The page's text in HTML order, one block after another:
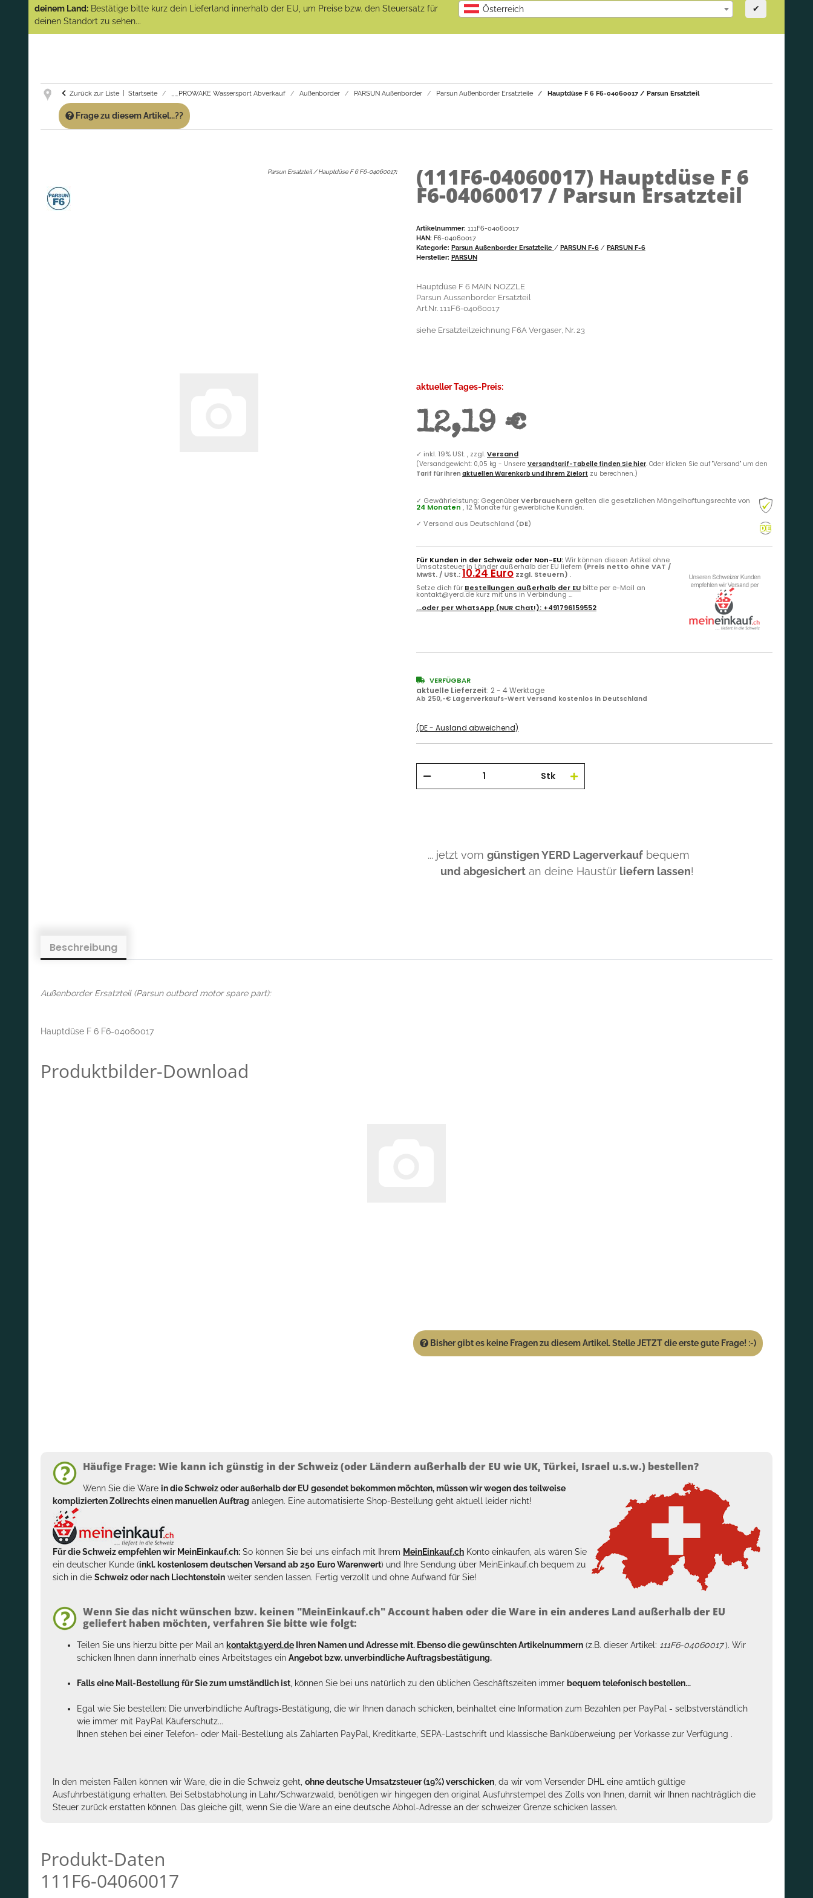
(Abverkauf)!
GARANTIE UND SERVICE:
Artikeln einfach an!
deinem Land: Bestätige bitte kurz dein Lieferland innerhalb der EU, um Preise bzw. den Steuersatz für
deinen Standort zu sehen...
Österreich ✔
Zurück zur Liste Startseite __PROWAKE Wassersport Abverkauf Außenborder PARSUN Außenborder Parsun Außenborder Ersatzteile Hauptdüse F 6 F6-04060017 / Parsun Ersatzteil
Frage zu diesem Artikel...??
Parsun Ersatzteil / Hauptdüse F 6 F6-04060017: (111F6-04060017) Hauptdüse F 6
F6-04060017 / Parsun Ersatzteil
Artikelnummer: 111F6-04060017
HAN: F6-04060017
Kategorie: Parsun Außenborder Ersatzteile / PARSUN F-6 / PARSUN F-6
Hersteller: PARSUN
Hauptdüse F 6 MAIN NOZZLE
Parsun Aussenborder Ersatzteil
Art.Nr. 111F6-04060017
siehe Ersatzteilzeichnung F6A Vergaser, Nr. 23
aktueller Tages-Preis:
12,19 €
✓ inkl. 19% USt. , zzgl.Versand
(Versandgewicht: 0,05 kg - Unsere Versandtarif-Tabelle finden Sie hier. Oder klicken Sie auf "Versand" um den
Tarif für Ihren aktuellen Warenkorb und Ihrem Zielort zu berechnen.)
✓ Gewährleistung: GegenüberVerbrauchern gelten die gesetzlichen Mängelhaftungsrechte von
24 Monaten , 12 Monate für gewerbliche Kunden.
✓ Versand aus Deutschland (DE)
Für Kunden in der Schweiz oder Non-EU:Wir können diesen Artikel ohne
Umsatzsteuer in Länder außerhalb der EU liefern (Preis netto ohne VAT /
MwSt. / USt.:10.24 Euro zzgl. Steuern) .
Setze dich für Bestellungen außerhalb der EU bitte per e-Mail an
kontakt@yerd.de kurz mit uns in Verbindung ...
...oder perWhatsApp (NUR Chat!): +491796159552
VERFÜGBAR
aktuelle Lieferzeit: 2 - 4 Werktage
Ab 250,-€ Lagerverkaufs-Wert Versand kostenlos in Deutschland
(DE - Ausland abweichend)
Stk
... jetzt vom günstigen YERD Lagerverkauf bequem
und abgesichert an deine Haustür liefern lassen!
Beschreibung
Außenborder Ersatzteil (Parsun outbord motor spare part):
Hauptdüse F 6 F6-04060017
Produktbilder-Download
Bisher gibt es keine Fragen zu diesem Artikel. Stelle JETZT die erste gute Frage! :-)
Häufige Frage: Wie kann ich günstig in der Schweiz (oder Ländern außerhalb der EU wie UK, Türkei, Israel u.s.w.) bestellen?
Wenn Sie die Ware in die Schweiz oder außerhalb der EU gesendet bekommen möchten, müssen wir wegen des teilweise
komplizierten Zollrechts einen manuellen Auftrag anlegen. Eine automatisierte Shop-Bestellung geht aktuell leider nicht!
Für die Schweiz empfehlen wir MeinEinkauf.ch: So können Sie bei uns einfach mit Ihrem MeinEinkauf.ch Konto einkaufen, als wären Sie
ein deutscher Kunde (inkl. kostenlosem deutschen Versand ab 250 Euro Warenwert) und Ihre Sendung über MeinEinkauf.ch bequem zu
sich in die Schweiz oder nach Liechtenstein weiter senden lassen. Fertig verzollt und ohne Aufwand für Sie!
Wenn Sie das nicht wünschen bzw. keinen "MeinEinkauf.ch" Account haben oder die Ware in ein anderes Land außerhalb der EU
geliefert haben möchten, verfahren Sie bitte wie folgt:
Teilen Sie uns hierzu bitte per Mail an kontakt@yerd.de Ihren Namen und Adresse mit. Ebenso die gewünschten Artikelnummern (z.B. dieser Artikel: 111F6-04060017). Wir
schicken Ihnen dann innerhalb eines Arbeitstages ein Angebot bzw. unverbindliche Auftragsbestätigung.
Falls eine Mail-Bestellung für Sie zum umständlich ist , können Sie bei uns natürlich zu den üblichen Geschäftszeiten immer bequem telefonisch bestellen...
Egal wie Sie bestellen: Die unverbindliche Auftrags-Bestätigung, die wir Ihnen danach schicken, beinhaltet eine Information zum Bezahlen per PayPal - selbstverständlich
wie immer mit PayPal Käuferschutz...
Ihnen stehen bei einer Telefon- oder Mail-Bestellung als Zahlarten PayPal, Kreditkarte, SEPA-Lastschrift und klassische Banküberweiung per Vorkasse zur Verfügung .
In den meisten Fällen können wir Ware, die in die Schweiz geht, ohne deutsche Umsatzsteuer (19%) verschicken , da wir vom Versender DHL eine amtlich gültige
Ausfuhrbestätigung erhalten. Bei Selbstabholung in Lahr/Schwarzwald, benötigen wir hingegen den original Ausfuhrstempel des Zolls von Ihnen, damit wir Ihnen nachträglich die
Steuer zurück erstatten können. Das gleiche gilt, wenn Sie die Ware an eine deutsche Abhol-Adresse an der schweizer Grenze schicken lassen.
Produkt-Daten
111F6-04060017